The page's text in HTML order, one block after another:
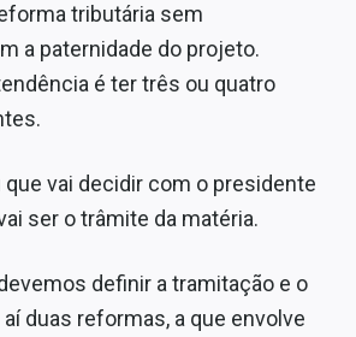
tributária sem
a paternidade do projeto.
é ter três ou quatro
vai decidir com o presidente
ser o trâmite da matéria.
definir a tramitação e o
duas reformas, a que envolve